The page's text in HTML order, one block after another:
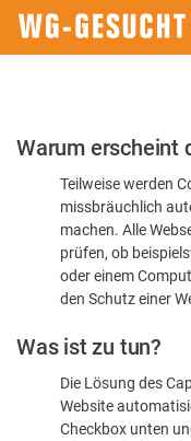
Bitte
dass
sind
Warum erscheint
Teilweise werden
missbräuchlich
machen. Alle
prüfen, ob
oder einem
den Schutz einer
Was ist zu tun?
Die Lösung des
Website
Checkbox unten